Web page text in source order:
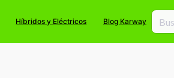
Híbridos y Eléctricos Blog Karway